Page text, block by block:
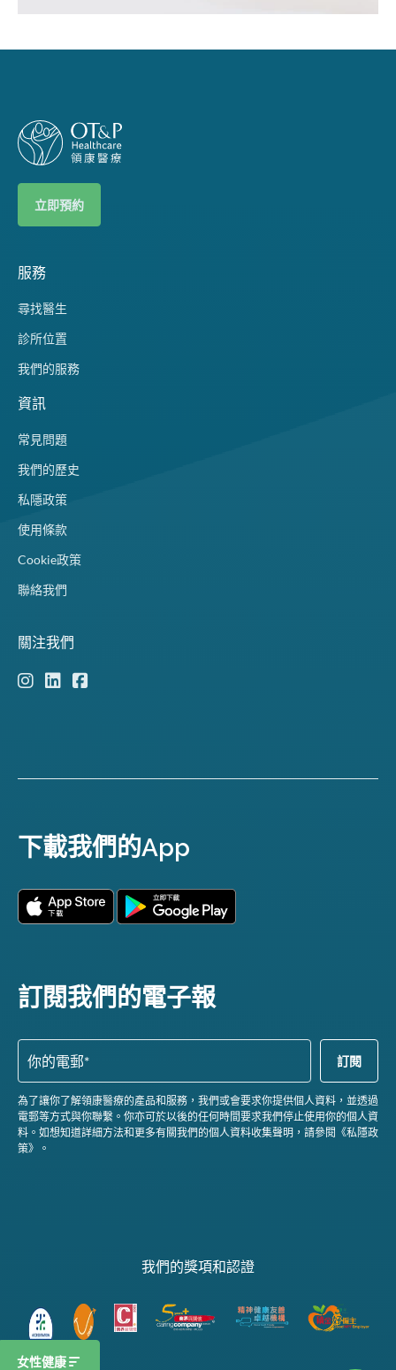
女性健康
立即預約
服務
尋找醫生
診所位置
我們的服務
資訊
常見問題
我們的歷史
私隱政策
使用條款
Cookie政策
聯絡我們
關注我們
下載我們的App
訂閱我們的電子報
為了讓你了解領康醫療的產品和服務，我們或會要求你提供個人資料，並透過
電郵等方式與你聯繫。你亦可於以後的任何時間要求我們停止使用你的個人資
料。如想知道詳細方法和更多有關我們的個人資料收集聲明，請參閱《私隱政
策》。
我們的獎項和認證